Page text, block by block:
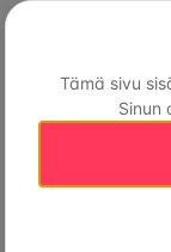
Tämä sivu
Sinun